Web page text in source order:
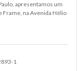
apresentamos um
Frame, na Avenida Hélio
1